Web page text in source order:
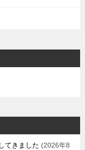
てきました
2026年8